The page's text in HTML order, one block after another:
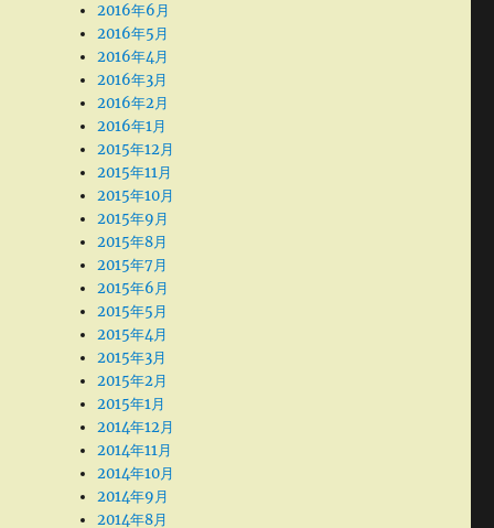
2016年6月
2016年5月
2016年4月
2016年3月
2016年2月
2016年1月
2015年12月
2015年11月
2015年10月
2015年9月
2015年8月
2015年7月
2015年6月
2015年5月
2015年4月
2015年3月
2015年2月
2015年1月
2014年12月
2014年11月
2014年10月
2014年9月
2014年8月